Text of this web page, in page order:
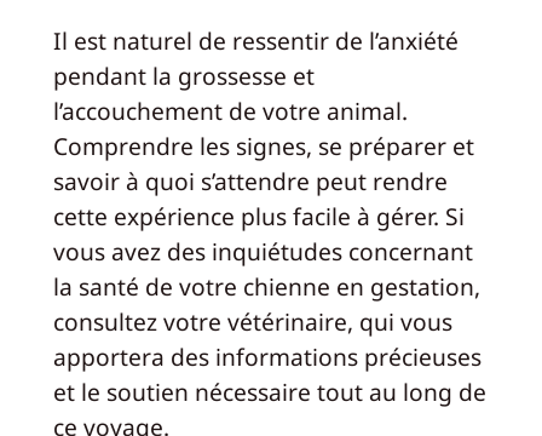
Il est naturel de ressentir de l’anxiété
pendant la grossesse et
l’accouchement de votre animal.
Comprendre les signes, se préparer et
savoir à quoi s’attendre peut rendre
cette expérience plus facile à gérer. Si
vous avez des inquiétudes concernant
la santé de votre chienne en gestation,
consultez votre vétérinaire, qui vous
apportera des informations précieuses
et le soutien nécessaire tout au long de
ce voyage.